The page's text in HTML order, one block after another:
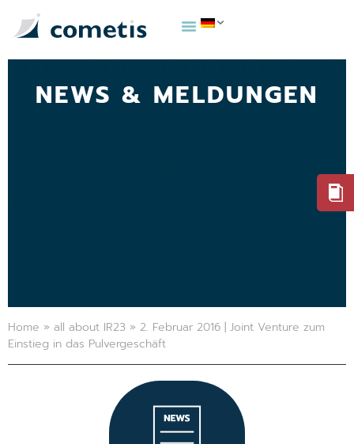
NEWS & MELDUNGEN
Home » all about IR23 » 2. Februar 2016 | Joint Venture zum
Einstieg in das Pulvergeschäft